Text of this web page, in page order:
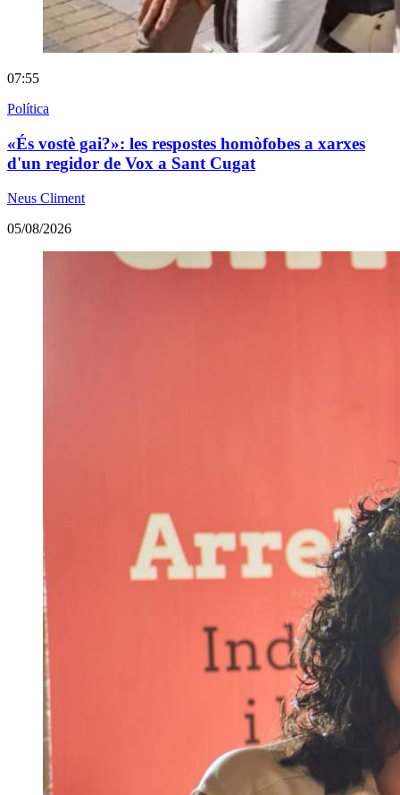
07:55
Política
«És vostè gai?»: les respostes homòfobes a xarxes
d'un regidor de Vox a Sant Cugat
Neus Climent
05/08/2026